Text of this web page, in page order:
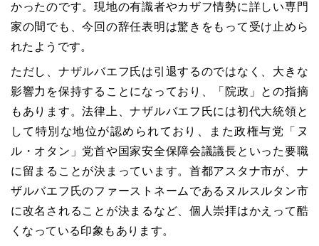
かったのです。現地の有識者やカザフ情勢に詳しい専門
家の間でも、今回の辞任表明は驚きをもって受け止めら
れたようです。
ただし、ナザルバエフ氏は引退するのではなく、大きな
影響力を保持することになっており、「院政」との指摘
もあります。法律上、ナザルバエフ氏には初代大統領と
して特別な地位が認められており、また政権与党「ヌ
ル・オタン」党首や国家安全保障会議議長といった要職
に留まることが決まっています。首都アスタナ市が、ナ
ザルバエフ氏のファーストネームであるヌルスルタン市
に改名されることが決まるなど、個人崇拝はかえって酷
くなっている印象もあります。